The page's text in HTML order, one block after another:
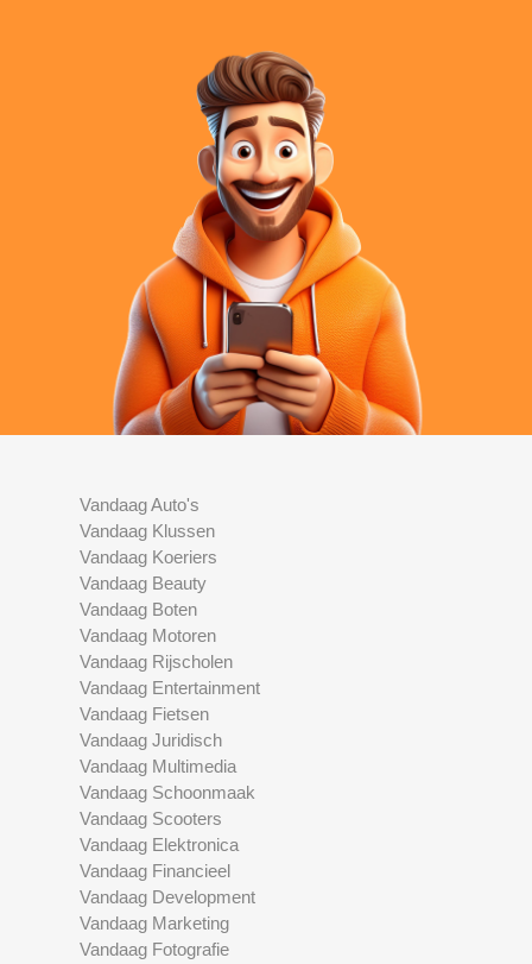
Vandaag Auto's
Vandaag Klussen
Vandaag Koeriers
Vandaag Beauty
Vandaag Boten
Vandaag Motoren
Vandaag Rijscholen
Vandaag Entertainment
Vandaag Fietsen
Vandaag Juridisch
Vandaag Multimedia
Vandaag Schoonmaak
Vandaag Scooters
Vandaag Elektronica
Vandaag Financieel
Vandaag Development
Vandaag Marketing
Vandaag Fotografie